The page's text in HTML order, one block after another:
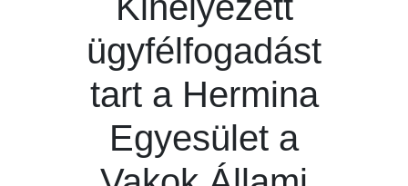
ügyfélfogadást
tart a Hermina
Egyesület a